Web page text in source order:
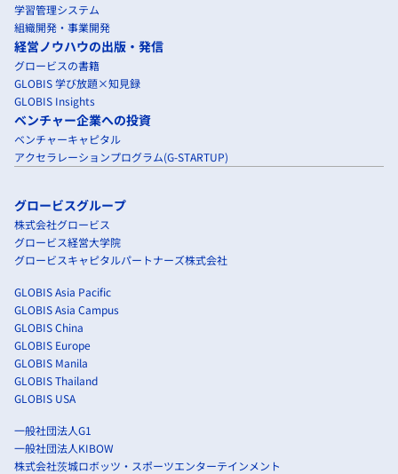
学習管理システム
組織開発・事業開発
経営ノウハウの出版・発信
グロービスの書籍
GLOBIS 学び放題×知見録
GLOBIS Insights
ベンチャー企業への投資
ベンチャーキャピタル
アクセラレーションプログラム(G-STARTUP)
グロービスグループ
株式会社グロービス
グロービス経営大学院
グロービスキャピタルパートナーズ株式会社
GLOBIS Asia Pacific
GLOBIS Asia Campus
GLOBIS China
GLOBIS Europe
GLOBIS Manila
GLOBIS Thailand
GLOBIS USA
一般社団法人G1
一般社団法人KIBOW
株式会社茨城ロボッツ・スポーツエンターテインメント